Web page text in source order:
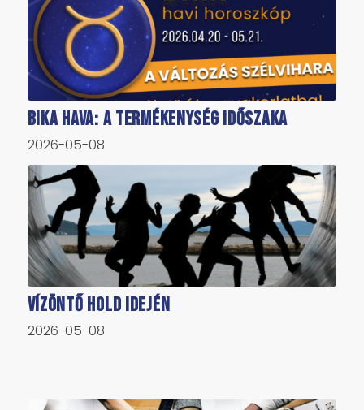
Bika hava: A termékenység időszaka
2026-05-08
Vízöntő Hold idején
2026-05-08